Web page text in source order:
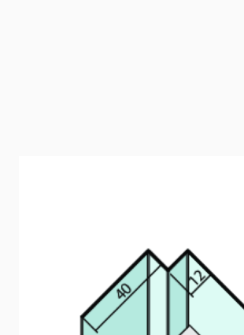
Kantenprofil für Innenecken für
Fassadenbekleidungen bis 12 mm.
Artikelnummer 9432